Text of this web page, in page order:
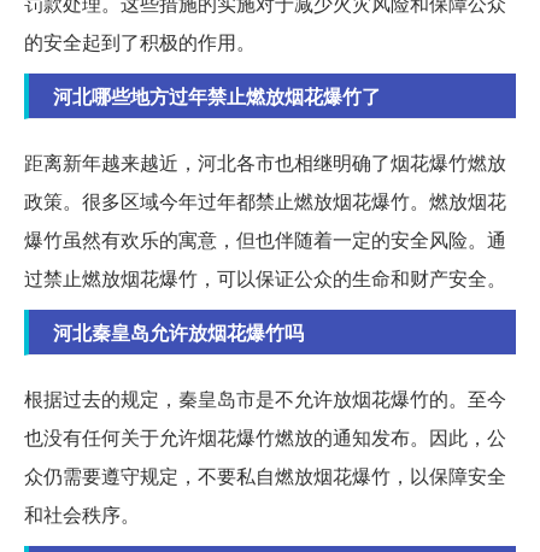
的安全起到了积极的作用。
河北哪些地方过年禁止燃放烟花爆竹了
距离新年越来越近，河北各市也相继明确了烟花爆竹燃放
政策。很多区域今年过年都禁止燃放烟花爆竹。燃放烟花
爆竹虽然有欢乐的寓意，但也伴随着一定的安全风险。通
过禁止燃放烟花爆竹，可以保证公众的生命和财产安全。
河北秦皇岛允许放烟花爆竹吗
根据过去的规定，秦皇岛市是不允许放烟花爆竹的。至今
也没有任何关于允许烟花爆竹燃放的通知发布。因此，公
众仍需要遵守规定，不要私自燃放烟花爆竹，以保障安全
和社会秩序。